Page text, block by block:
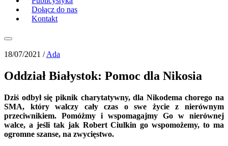
Dołącz do nas
Kontakt
18/07/2021 /Ada
Oddział Białystok: Pomoc dla Nikosia
Dziś odbył się piknik charytatywny, dla Nikodema chorego na
SMA, który walczy cały czas o swe życie z nierównym
przeciwnikiem. Pomóżmy i wspomagajmy Go w nierównej
walce, a jeśli tak jak RobertCiulkin go wspomożemy, to ma
ogromne szanse, na zwycięstwo.